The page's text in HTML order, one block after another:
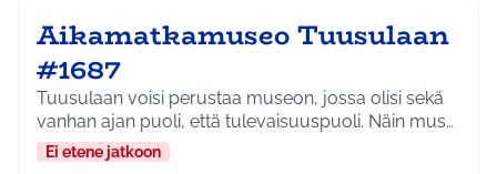
Aikamatkamuseo Tuusulaan
#1687
Tuusulaan voisi perustaa museon, jossa olisi sekä
vanhan ajan puoli, että tulevaisuuspuoli. Näin mus…
Ei etene jatkoon